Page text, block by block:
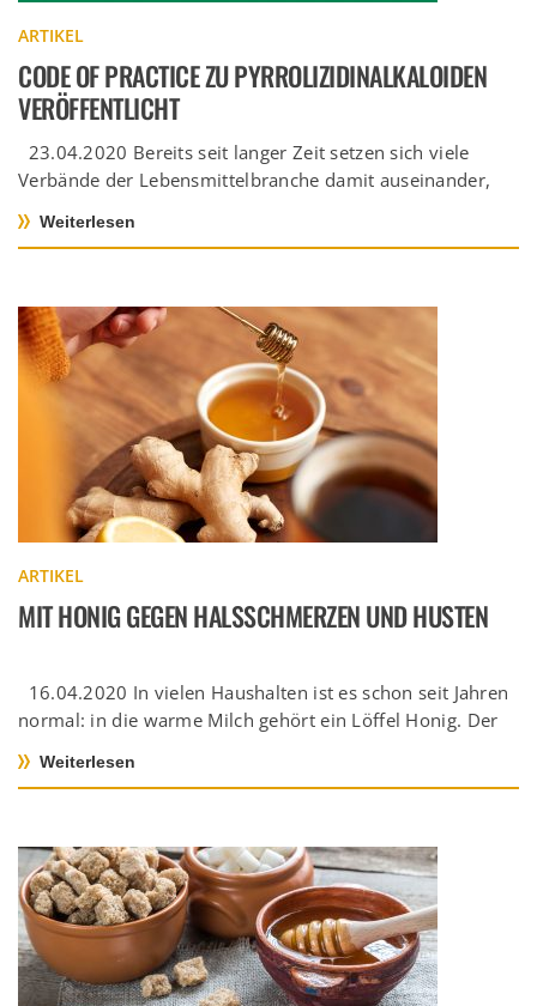
ARTIKEL
CODE OF PRACTICE ZU PYRROLIZIDINALKALOIDEN
VERÖFFENTLICHT
23.04.2020 Bereits seit langer Zeit setzen sich viele
Verbände der Lebensmittelbranche damit auseinander,
Weiterlesen
ARTIKEL
MIT HONIG GEGEN HALSSCHMERZEN UND HUSTEN
16.04.2020 In vielen Haushalten ist es schon seit Jahren
normal: in die warme Milch gehört ein Löffel Honig. Der
Weiterlesen